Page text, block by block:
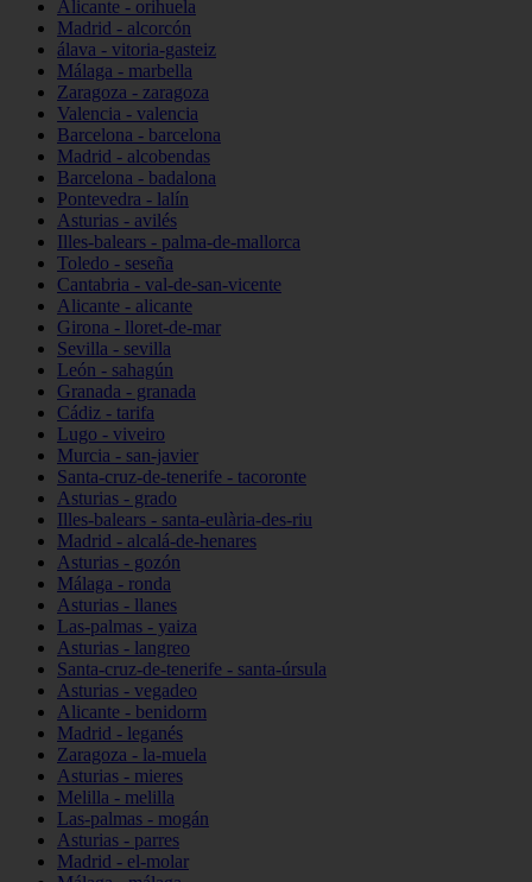
Alicante - orihuela
Madrid - alcorcón
álava - vitoria-gasteiz
Málaga - marbella
Zaragoza - zaragoza
Valencia - valencia
Barcelona - barcelona
Madrid - alcobendas
Barcelona - badalona
Pontevedra - lalín
Asturias - avilés
Illes-balears - palma-de-mallorca
Toledo - seseña
Cantabria - val-de-san-vicente
Alicante - alicante
Girona - lloret-de-mar
Sevilla - sevilla
León - sahagún
Granada - granada
Cádiz - tarifa
Lugo - viveiro
Murcia - san-javier
Santa-cruz-de-tenerife - tacoronte
Asturias - grado
Illes-balears - santa-eulària-des-riu
Madrid - alcalá-de-henares
Asturias - gozón
Málaga - ronda
Asturias - llanes
Las-palmas - yaiza
Asturias - langreo
Santa-cruz-de-tenerife - santa-úrsula
Asturias - vegadeo
Alicante - benidorm
Madrid - leganés
Zaragoza - la-muela
Asturias - mieres
Melilla - melilla
Las-palmas - mogán
Asturias - parres
Madrid - el-molar